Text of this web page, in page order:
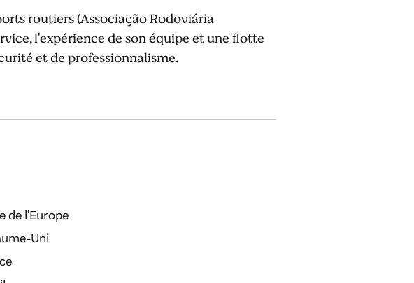
routiers (Associação Rodoviária
l'expérience de son équipe et une flotte
et de professionnalisme.
de l'Europe
Uni